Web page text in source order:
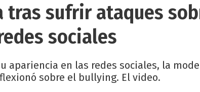
tras sufrir ataques
sociales
apariencia en las redes sociales, la
sobre el bullying. El video.